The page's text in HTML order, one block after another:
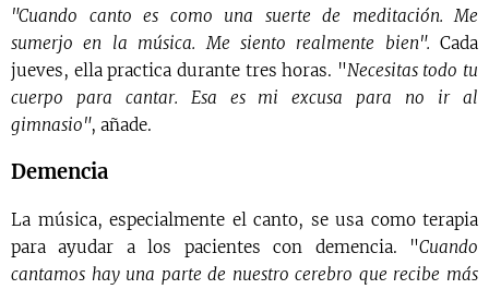
"Cuando canto es como una suerte de meditación. Me
sumerjo en la música. Me siento realmente bien". Cada
jueves, ella practica durante tres horas. "Necesitas todo tu
cuerpo para cantar. Esa es mi excusa para no ir al
gimnasio", añade.
Demencia
La música, especialmente el canto, se usa como terapia
para ayudar a los pacientes con demencia. "Cuando
cantamos hay una parte de nuestro cerebro que recibe más